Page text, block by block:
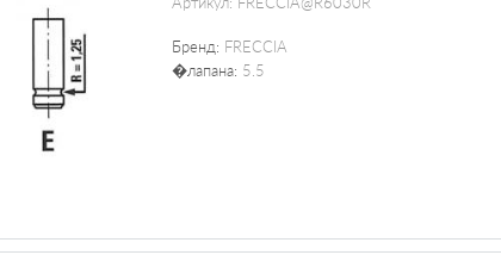
Бренд: FRECCIA
�лапана: 5.5